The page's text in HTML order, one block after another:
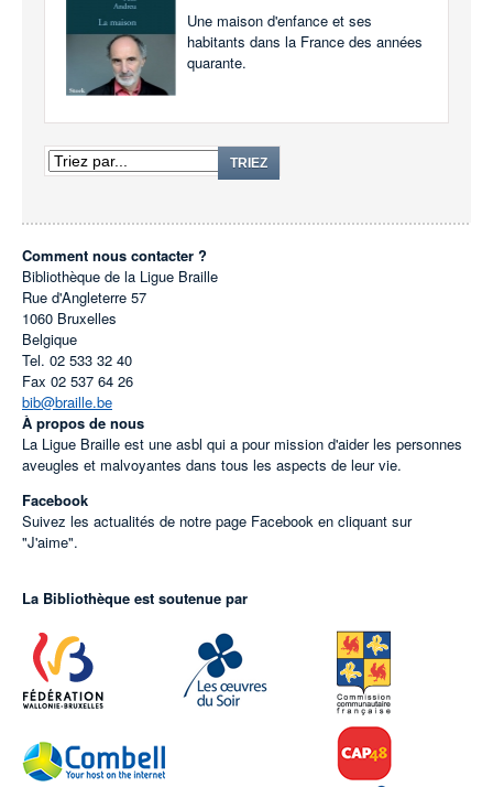
Une maison d'enfance et ses
habitants dans la France des années
quarante.
TRIEZ
Comment nous contacter ?
Bibliothèque de la Ligue Braille
Rue d'Angleterre 57
1060 Bruxelles
Belgique
Tel. 02 533 32 40
Fax 02 537 64 26
bib@braille.be
À propos de nous
La Ligue Braille est une asbl qui a pour mission d'aider les personnes
aveugles et malvoyantes dans tous les aspects de leur vie.
Facebook
Suivez les actualités de notre page Facebook en cliquant sur
"J'aime".
La Bibliothèque est soutenue par